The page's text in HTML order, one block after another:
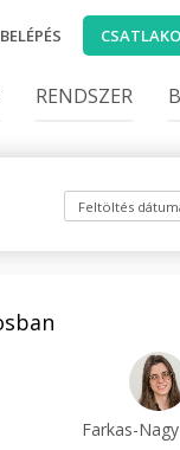
RENDSZER
Farkas-